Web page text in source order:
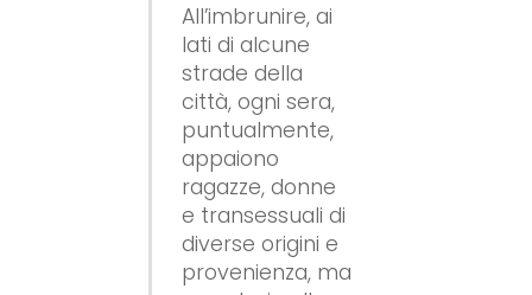
All’imbrunire, ai
lati di alcune
strade della
città, ogni sera,
puntualmente,
appaiono
ragazze, donne
e transessuali di
diverse origini e
provenienza, ma